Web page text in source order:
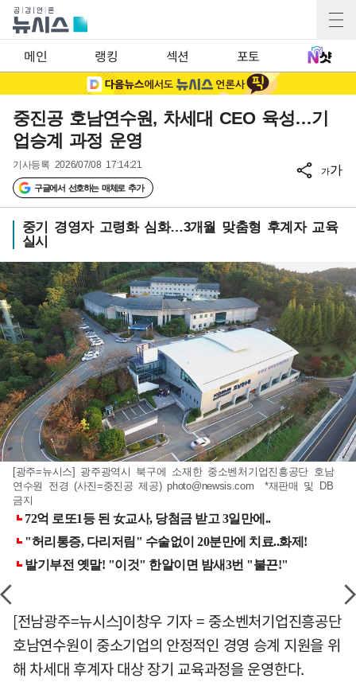
메인 랭킹 섹션 포토
중진공 호남연수원, 차세대 CEO 육성…기
업승계 과정 운영
기사등록 2026/07/08 17:14:21
구글에서 선호하는 매체로 추가
가가
중기 경영자 고령화 심화…3개월 맞춤형 후계자 교육
실시
[광주=뉴시스] 광주광역시 북구에 소재한 중소벤처기업진흥공단 호남
연수원 전경 (사진=중진공 제공)photo@newsis.com *재판매 및 DB
금지
[전남광주=뉴시스]이창우 기자 = 중소벤처기업진흥공단
호남연수원이 중소기업의 안정적인 경영 승계 지원을 위
해 차세대 후계자 대상 장기 교육과정을 운영한다.